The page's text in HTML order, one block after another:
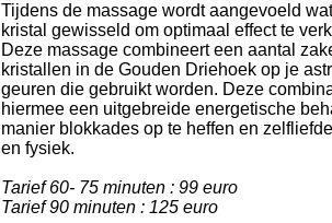
Tijdens de massage wordt aangevoeld
kristal gewisseld om optimaal effect te
Deze massage combineert een aantal
kristallen in de Gouden Driehoek op je
geuren die gebruikt worden. Deze
hiermee een uitgebreide energetische
manier blokkades op te heffen en
en fysiek.
Tarief 60- 75 minuten : 99 euro
Tarief 90 minuten : 125 euro